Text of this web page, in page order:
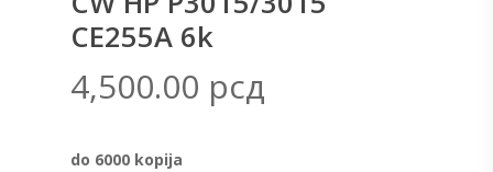
CE255A 6k
4,500.00 рсд
do 6000 kopija